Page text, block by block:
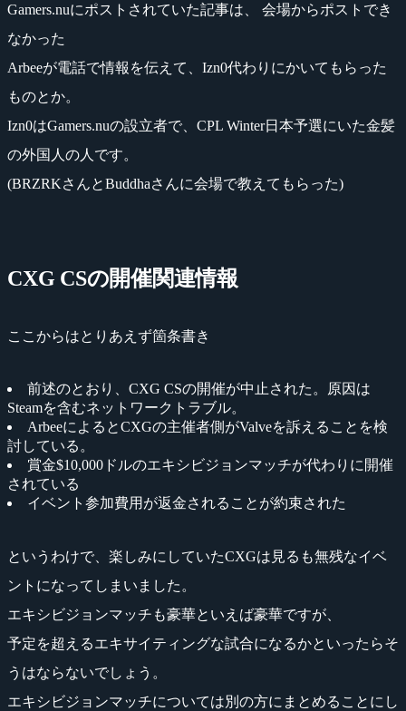
Gamers.nuにポストされていた記事は、 会場からポストでき
なかった
Arbeeが電話で情報を伝えて、Izn0代わりにかいてもらった
ものとか。
Izn0はGamers.nuの設立者で、CPL Winter日本予選にいた金髪
の外国人の人です。
(BRZRKさんとBuddhaさんに会場で教えてもらった)
CXG CSの開催関連情報
ここからはとりあえず箇条書き
前述のとおり、CXG CSの開催が中止された。原因は
Steamを含むネットワークトラブル。
ArbeeによるとCXGの主催者側がValveを訴えることを検
討している。
賞金$10,000ドルのエキシビジョンマッチが代わりに開催
されている
イベント参加費用が返金されることが約束された
というわけで、楽しみにしていたCXGは見るも無残なイベ
ントになってしまいました。
エキシビジョンマッチも豪華といえば豪華ですが、
予定を超えるエキサイティングな試合になるかといったらそ
うはならないでしょう。
エキシビジョンマッチについては別の方にまとめることにし